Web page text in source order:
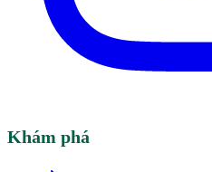
Khám phá